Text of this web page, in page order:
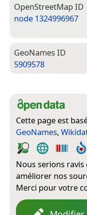
Open­Street­Map ID
node 1324996967
Geo­Names ID
5909578
Cette page est
GeoNames,
Nous serions
améliorer nos
Merci pour votre